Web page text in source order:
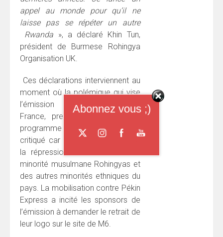
appel au monde pour qu’il ne
laisse pas se répéter un autre
Rwanda », a déclaré Khin Tun,
président de Burmese Rohingya
Organisation UK.
Ces déclarations interviennent au
moment où la polémique qui vise
l’émission Pékin Express en
France, prend de l’ampleur. Le
programme de divertissement est
critiqué car il passe sous silence
la répression à l’encontre de la
minorité musulmane Rohingyas et
des autres minorités ethniques du
pays. La mobilisation contre Pékin
Express a incité les sponsors de
l’émission à demander le retrait de
leur logo sur le site de M6.
Abonnez vous ;)